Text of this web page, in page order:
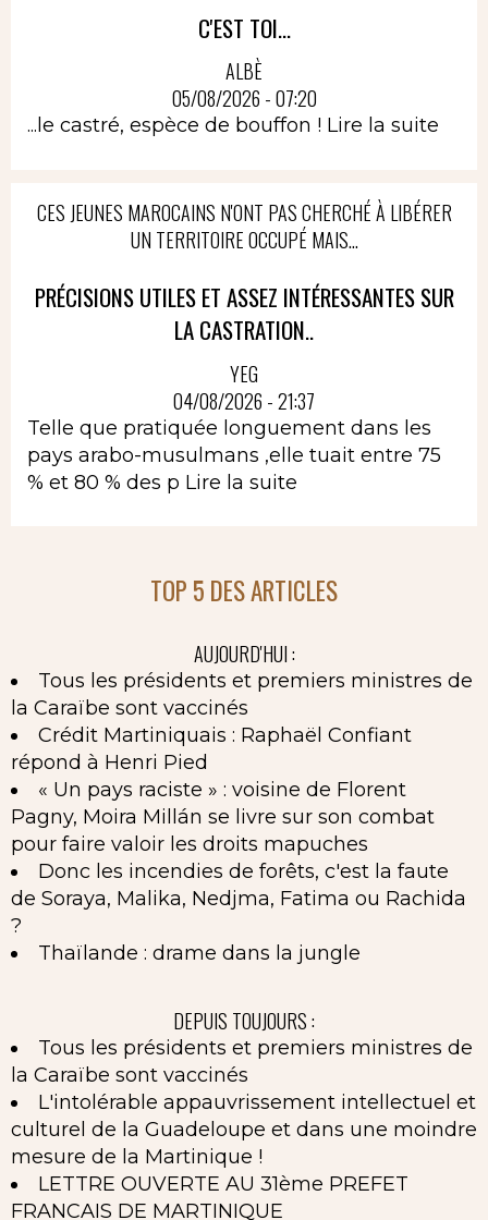
C'EST TOI...
ALBÈ
05/08/2026 - 07:20
...le castré, espèce de bouffon ! Lire la suite
CES JEUNES MAROCAINS N'ONT PAS CHERCHÉ À LIBÉRER
UN TERRITOIRE OCCUPÉ MAIS...
PRÉCISIONS UTILES ET ASSEZ INTÉRESSANTES SUR
LA CASTRATION..
YEG
04/08/2026 - 21:37
Telle que pratiquée longuement dans les
pays arabo-musulmans ,elle tuait entre 75
% et 80 % des p Lire la suite
TOP 5 DES ARTICLES
AUJOURD'HUI :
Tous les présidents et premiers ministres de
la Caraïbe sont vaccinés
Crédit Martiniquais : Raphaël Confiant
répond à Henri Pied
« Un pays raciste » : voisine de Florent
Pagny, Moira Millán se livre sur son combat
pour faire valoir les droits mapuches
Donc les incendies de forêts, c'est la faute
de Soraya, Malika, Nedjma, Fatima ou Rachida
?
Thaïlande : drame dans la jungle
DEPUIS TOUJOURS :
Tous les présidents et premiers ministres de
la Caraïbe sont vaccinés
L'intolérable appauvrissement intellectuel et
culturel de la Guadeloupe et dans une moindre
mesure de la Martinique !
LETTRE OUVERTE AU 31ème PREFET
FRANCAIS DE MARTINIQUE